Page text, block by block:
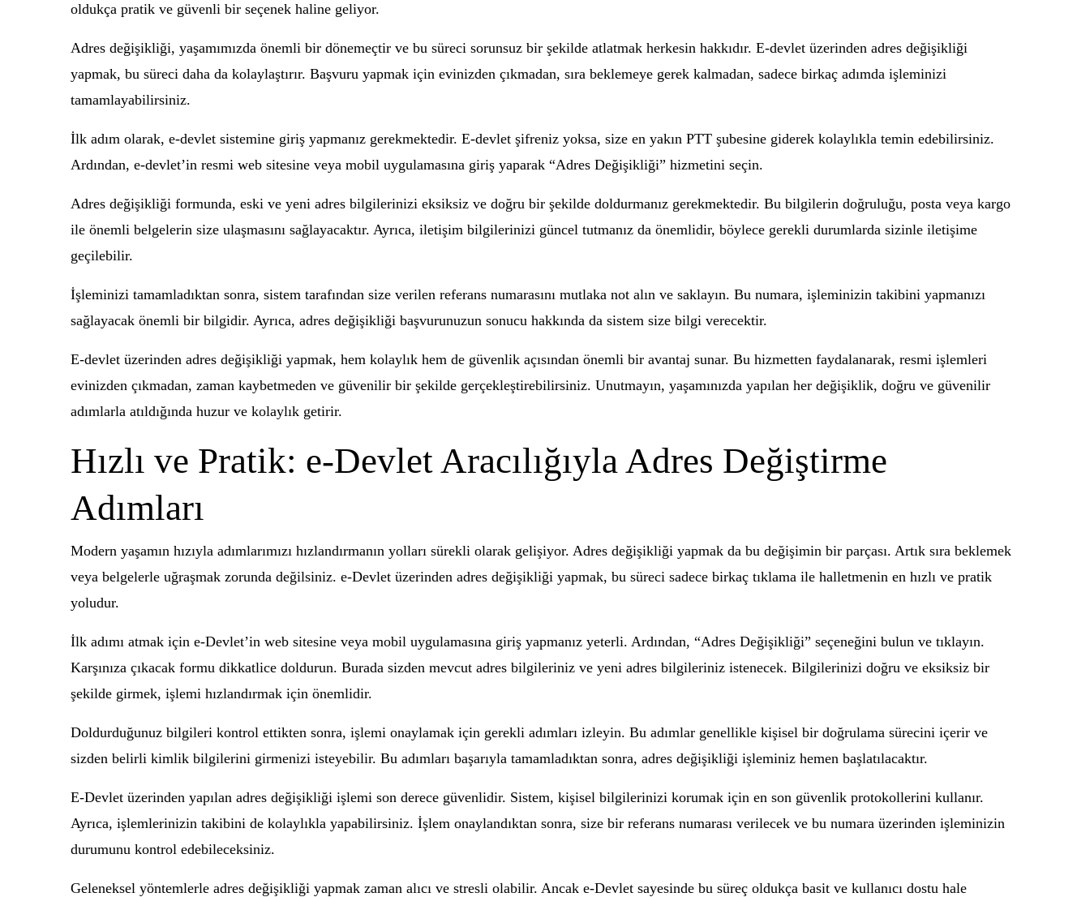
oldukça pratik ve güvenli bir seçenek haline geliyor.
Adres değişikliği, yaşamımızda önemli bir dönemeçtir ve bu süreci sorunsuz bir şekilde atlatmak herkesin hakkıdır. E-devlet üzerinden adres değişikliği
yapmak, bu süreci daha da kolaylaştırır. Başvuru yapmak için evinizden çıkmadan, sıra beklemeye gerek kalmadan, sadece birkaç adımda işleminizi
tamamlayabilirsiniz.
İlk adım olarak, e-devlet sistemine giriş yapmanız gerekmektedir. E-devlet şifreniz yoksa, size en yakın PTT şubesine giderek kolaylıkla temin edebilirsiniz.
Ardından, e-devlet’in resmi web sitesine veya mobil uygulamasına giriş yaparak “Adres Değişikliği” hizmetini seçin.
Adres değişikliği formunda, eski ve yeni adres bilgilerinizi eksiksiz ve doğru bir şekilde doldurmanız gerekmektedir. Bu bilgilerin doğruluğu, posta veya kargo
ile önemli belgelerin size ulaşmasını sağlayacaktır. Ayrıca, iletişim bilgilerinizi güncel tutmanız da önemlidir, böylece gerekli durumlarda sizinle iletişime
geçilebilir.
İşleminizi tamamladıktan sonra, sistem tarafından size verilen referans numarasını mutlaka not alın ve saklayın. Bu numara, işleminizin takibini yapmanızı
sağlayacak önemli bir bilgidir. Ayrıca, adres değişikliği başvurunuzun sonucu hakkında da sistem size bilgi verecektir.
E-devlet üzerinden adres değişikliği yapmak, hem kolaylık hem de güvenlik açısından önemli bir avantaj sunar. Bu hizmetten faydalanarak, resmi işlemleri
evinizden çıkmadan, zaman kaybetmeden ve güvenilir bir şekilde gerçekleştirebilirsiniz. Unutmayın, yaşamınızda yapılan her değişiklik, doğru ve güvenilir
adımlarla atıldığında huzur ve kolaylık getirir.
Hızlı ve Pratik: e-Devlet Aracılığıyla Adres Değiştirme
Adımları
Modern yaşamın hızıyla adımlarımızı hızlandırmanın yolları sürekli olarak gelişiyor. Adres değişikliği yapmak da bu değişimin bir parçası. Artık sıra beklemek
veya belgelerle uğraşmak zorunda değilsiniz. e-Devlet üzerinden adres değişikliği yapmak, bu süreci sadece birkaç tıklama ile halletmenin en hızlı ve pratik
yoludur.
İlk adımı atmak için e-Devlet’in web sitesine veya mobil uygulamasına giriş yapmanız yeterli. Ardından, “Adres Değişikliği” seçeneğini bulun ve tıklayın.
Karşınıza çıkacak formu dikkatlice doldurun. Burada sizden mevcut adres bilgileriniz ve yeni adres bilgileriniz istenecek. Bilgilerinizi doğru ve eksiksiz bir
şekilde girmek, işlemi hızlandırmak için önemlidir.
Doldurduğunuz bilgileri kontrol ettikten sonra, işlemi onaylamak için gerekli adımları izleyin. Bu adımlar genellikle kişisel bir doğrulama sürecini içerir ve
sizden belirli kimlik bilgilerini girmenizi isteyebilir. Bu adımları başarıyla tamamladıktan sonra, adres değişikliği işleminiz hemen başlatılacaktır.
E-Devlet üzerinden yapılan adres değişikliği işlemi son derece güvenlidir. Sistem, kişisel bilgilerinizi korumak için en son güvenlik protokollerini kullanır.
Ayrıca, işlemlerinizin takibini de kolaylıkla yapabilirsiniz. İşlem onaylandıktan sonra, size bir referans numarası verilecek ve bu numara üzerinden işleminizin
durumunu kontrol edebileceksiniz.
Geleneksel yöntemlerle adres değişikliği yapmak zaman alıcı ve stresli olabilir. Ancak e-Devlet sayesinde bu süreç oldukça basit ve kullanıcı dostu hale